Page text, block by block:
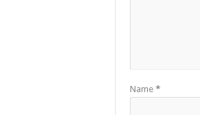
Name *